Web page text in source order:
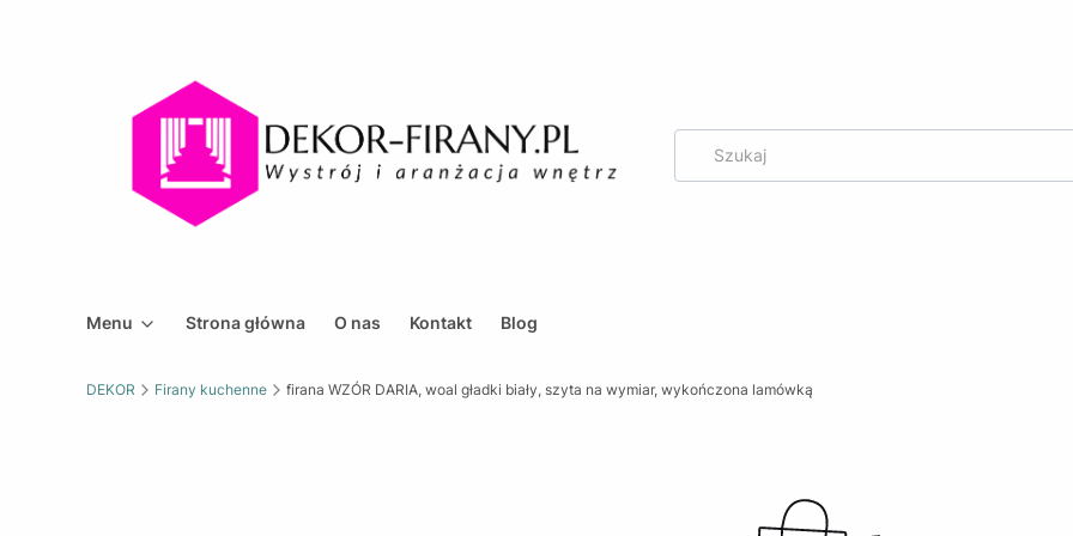
Menu Strona główna O nas Kontakt Blog
DEKOR Firany kuchenne firana WZÓR DARIA, woal gładki biały, szyta na wymiar, wykończona lamówką